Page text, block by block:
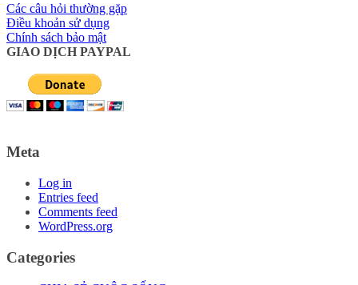
Các câu hỏi thường gặp
Điều khoản sử dụng
Chính sách bảo mật
GIAO DỊCH PAYPAL
Meta
Log in
Entries feed
Comments feed
WordPress.org
Categories